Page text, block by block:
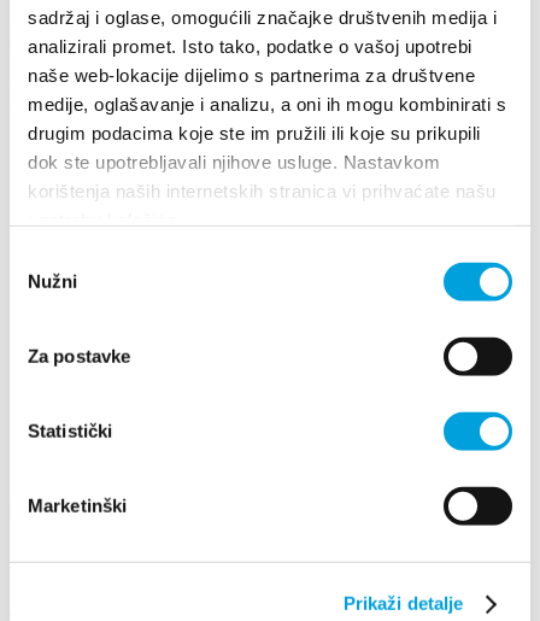
sadržaj i oglase, omogućili značajke društvenih medija i
analizirali promet. Isto tako, podatke o vašoj upotrebi
naše web-lokacije dijelimo s partnerima za društvene
medije, oglašavanje i analizu, a oni ih mogu kombinirati s
drugim podacima koje ste im pružili ili koje su prikupili
dok ste upotrebljavali njihove usluge. Nastavkom
korištenja naših internetskih stranica vi prihvaćate našu
pristanka
Nužni
Za postavke
Statistički
Marketinški
Prikaži detalje
Les directions
Manifestations
2022
2026
2024
2016
mai
LEGEND OF MILJENKO AND DOBRILA 2022